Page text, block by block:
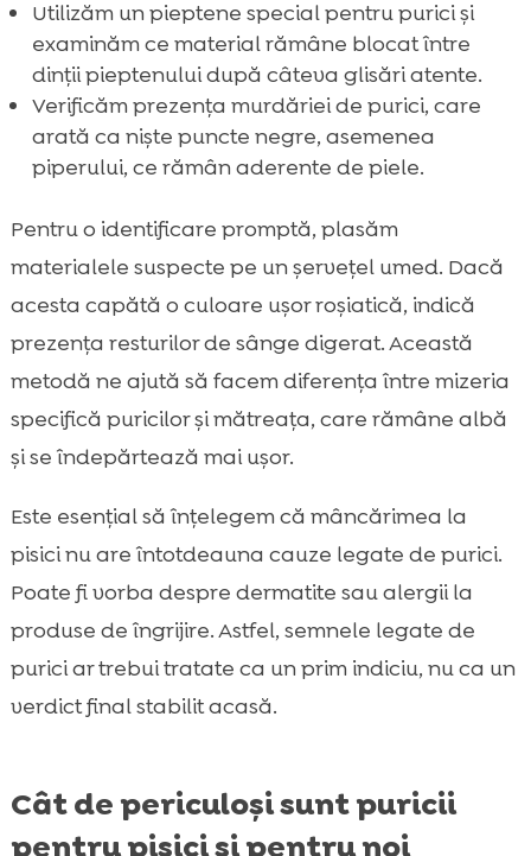
Utilizăm un pieptene special pentru purici și
examinăm ce material rămâne blocat între
dinții pieptenului după câteva glisări atente.
Verificăm prezența murdăriei de purici, care
arată ca niște puncte negre, asemenea
piperului, ce rămân aderente de piele.
Pentru o identificare promptă, plasăm
materialele suspecte pe un șervețel umed. Dacă
acesta capătă o culoare ușor roșiatică, indică
prezența resturilor de sânge digerat. Această
metodă ne ajută să facem diferența între mizeria
specifică puricilor și mătreața, care rămâne albă
și se îndepărtează mai ușor.
Este esențial să înțelegem că mâncărimea la
pisici nu are întotdeauna cauze legate de purici.
Poate fi vorba despre dermatite sau alergii la
produse de îngrijire. Astfel, semnele legate de
purici ar trebui tratate ca un prim indiciu, nu ca un
verdict final stabilit acasă.
Cât de periculoși sunt puricii
pentru pisici și pentru noi